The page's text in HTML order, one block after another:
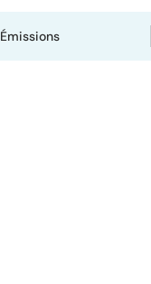
Émissions